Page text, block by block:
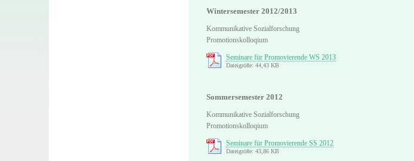
Wintersemester 2012/2013
Kommunikative Sozialforschung
Promotionskolloqium
Seminare für Promovierende WS 2013
Dateigröße: 44,43 KB
Sommersemester 2012
Kommunikative Sozialforschung
Promotionskolloqium
Seminare für Promovierende SS 2012
Dateigröße: 43,86 KB